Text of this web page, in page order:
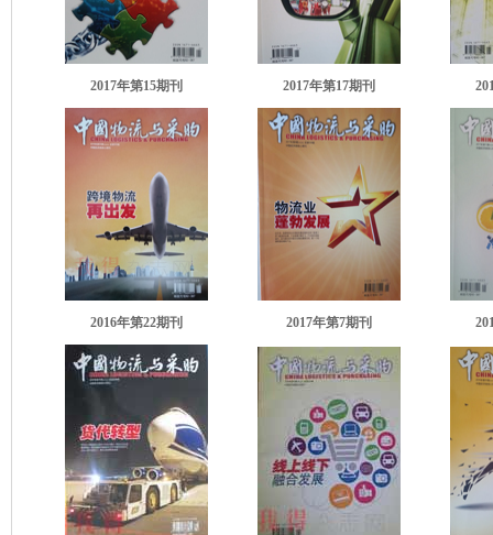
2017年第15期刊 2017年第17期刊
2016年第22期刊 2017年第7期刊